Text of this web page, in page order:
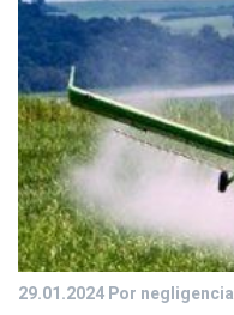
29.01.2024Por negligencia